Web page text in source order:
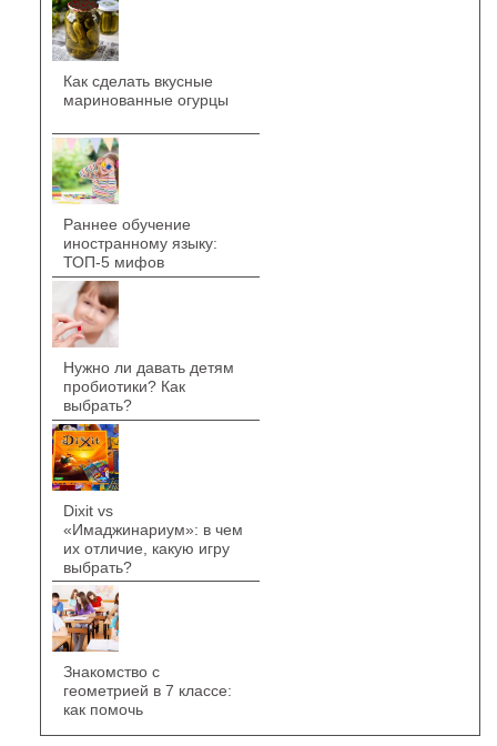
Как сделать вкусные
маринованные огурцы
Раннее обучение
иностранному языку:
ТОП-5 мифов
Нужно ли давать детям
пробиотики? Как
выбрать?
Dixit vs
«Имаджинариум»: в чем
их отличие, какую игру
выбрать?
Знакомство с
геометрией в 7 классе:
как помочь